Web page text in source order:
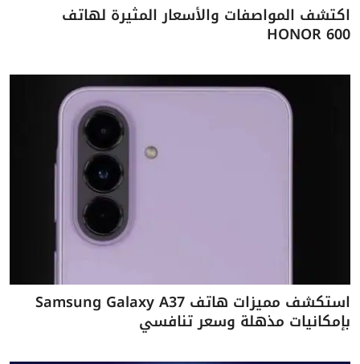
اكتشف المواصفات والأسعار المثيرة لهاتف
HONOR 600
استكشف مميزات هاتف Samsung Galaxy A37
بإمكانيات مذهلة وسعر تنافسي